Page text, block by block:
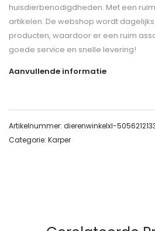
huisdierbenodigdheden. Met een
artikelen. De webshop wordt
producten, waardoor er een ruim
goede service en snelle levering!
Aanvullende informatie
Artikelnummer: dierenwinkelxl-
Categorie: Karper